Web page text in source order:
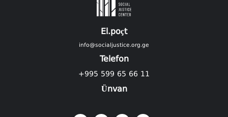
El.poçt
info@socialjustice.org.ge
Telefon
+995 599 65 66 11
Ünvan